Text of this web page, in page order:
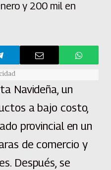
y 200 mil en
Navideña, un
a bajo costo,
provincial en un
de comercio y
Después, se